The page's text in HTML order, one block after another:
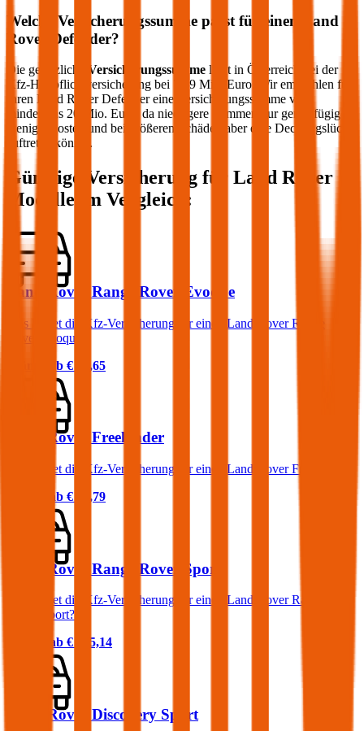
Welche Versicherungssumme passt für einen
Land
Rover
Defender?
Die gesetzliche Versicherungssumme liegt in Österreich bei der
Kfz-Haftpflichtversicherung bei 7,79 Mio. Euro. Wir empfehlen für
Ihren Land Rover Defendereine Versicherungssumme von
mindestens 20 Mio. Euro, da niedrigere Summen nur geringfügig
weniger kosten und bei größeren Schäden aber eine Deckungslücke
auftreten könnte.
Günstige Versicherung für Land Rover
Modelle im Vergleich:
Land Rover Range Rover Evoque
Was kostet die Kfz-Versicherung für einen Land Rover Range
Rover Evoque?
Prämie ab € 83,65
Land Rover Freelander
Was kostet die Kfz-Versicherung für einen Land Rover Freelander?
Prämie ab € 84,79
Land Rover Range Rover Sport
Was kostet die Kfz-Versicherung für einen Land Rover Range
Rover Sport?
Prämie ab € 145,14
Land Rover Discovery Sport